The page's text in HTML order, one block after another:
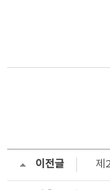
이전글